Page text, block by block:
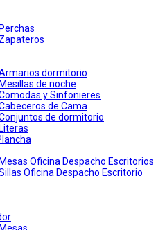
Perchas
Zapateros
dormitorio
Mesillas de noche
y Sinfonieres
de Cama
de dormitorio
Literas
Mesas Oficina Despacho Escritorios
Oficina Despacho Escritorio